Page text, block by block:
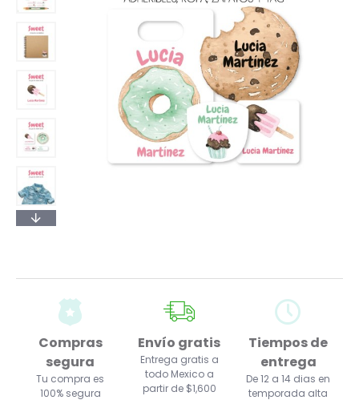
Compras
segura
Tu compra es
100% segura
Envío gratis
Entrega gratis a
todo Mexico a
partir de $1,600
Tiempos de
entrega
De 12 a 14 dias en
temporada alta